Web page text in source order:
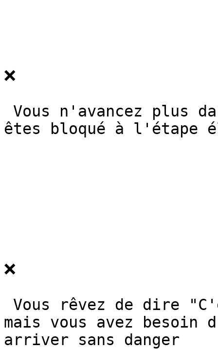
❌
êtes bloqué à l'étape
❌
mais vous avez
arriver sans danger